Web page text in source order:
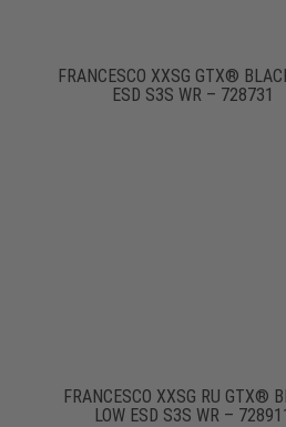
FRANCESCO XXSG GTX®
ESD S3S WR – 728731
FRANCESCO XXSG RU GTX®
LOW ESD S3S WR –